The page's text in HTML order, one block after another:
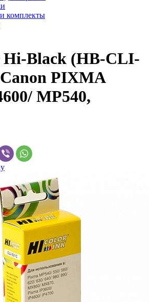
комплекты
Black (HB-CLI-
PIXMA
MP540,